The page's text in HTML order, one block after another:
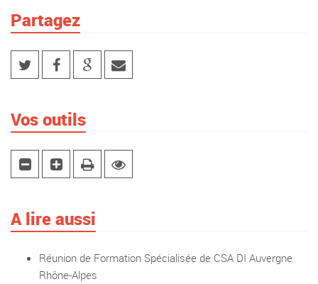
Partagez
Vos outils
A lire aussi
Réunion de Formation Spécialisée de CSA DI Auvergne
Rhône-Alpes